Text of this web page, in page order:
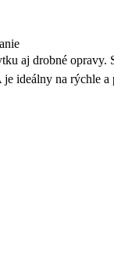
aj drobné opravy.
ideálny na rýchle a